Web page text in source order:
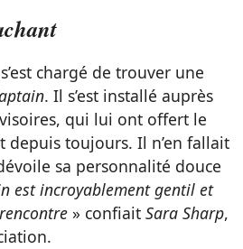
s’est chargé de trouver une
. Il s’est installé auprès
qui lui ont offert le
depuis toujours. Il n’en fallait
sa personnalité douce
est incroyablement gentil et
» confiait Sara Sharp,